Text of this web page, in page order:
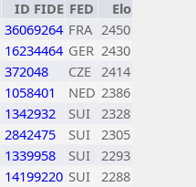
ID FIDE FED
Elo
36069264 FRA 2450
16234464 GER 2430
372048 CZE 2414
1058401 NED 2386
1342932 SUI 2328
2842475 SUI 2305
1339958 SUI 2293
14199220 SUI 2288